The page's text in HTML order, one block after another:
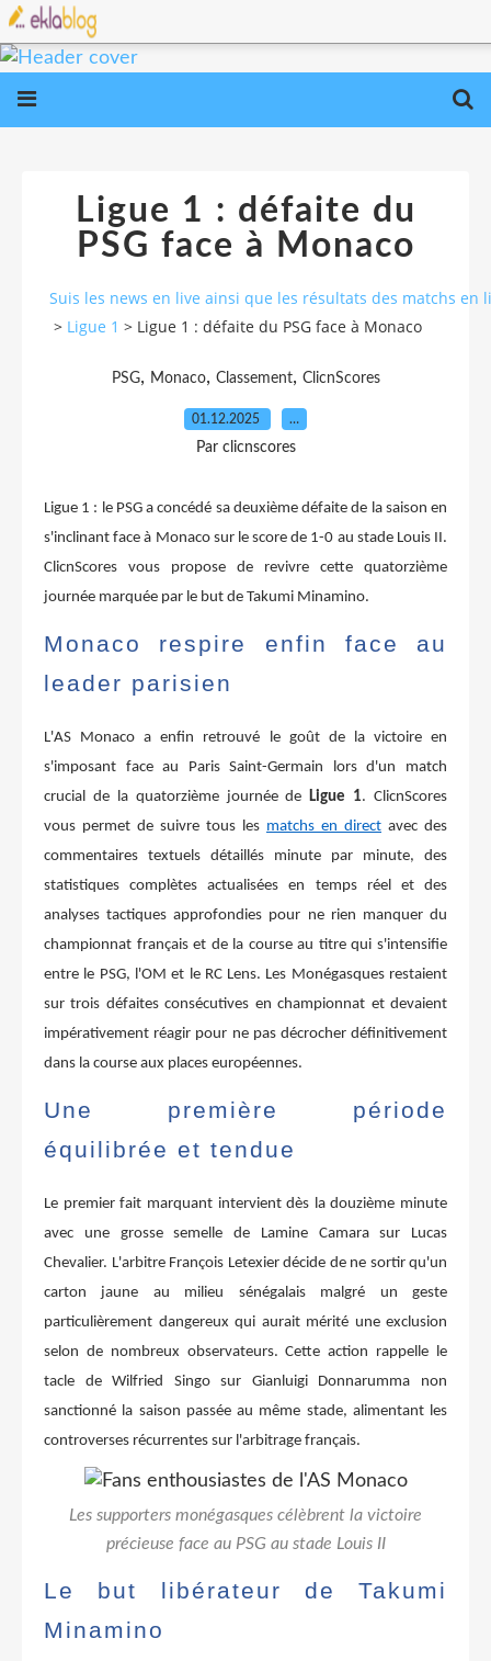
Ligue 1 : défaite du
PSG face à Monaco
Suis les news en live ainsi que les résultats des matchs
> Ligue 1 > Ligue 1 : défaite du PSG face à Monaco
PSG, Monaco, Classement, ClicnScores
01.12.2025 …
Par clicnscores
Ligue 1 : le PSG a concédé sa deuxième défaite de la saison en
s'inclinant face à Monaco sur le score de 1-0 au stade Louis II.
ClicnScores vous propose de revivre cette quatorzième
journée marquée par le but de Takumi Minamino.
Monaco respire enfin face au
leader parisien
L'AS Monaco a enfin retrouvé le goût de la victoire en
s'imposant face au Paris Saint-Germain lors d'un match
crucial de la quatorzième journée de Ligue 1. ClicnScores
vous permet de suivre tous les matchs en direct avec des
commentaires textuels détaillés minute par minute, des
statistiques complètes actualisées en temps réel et des
analyses tactiques approfondies pour ne rien manquer du
championnat français et de la course au titre qui s'intensifie
entre le PSG, l'OM et le RC Lens. Les Monégasques restaient
sur trois défaites consécutives en championnat et devaient
impérativement réagir pour ne pas décrocher définitivement
dans la course aux places européennes.
Une première période
équilibrée et tendue
Le premier fait marquant intervient dès la douzième minute
avec une grosse semelle de Lamine Camara sur Lucas
Chevalier. L'arbitre François Letexier décide de ne sortir qu'un
carton jaune au milieu sénégalais malgré un geste
particulièrement dangereux qui aurait mérité une exclusion
selon de nombreux observateurs. Cette action rappelle le
tacle de Wilfried Singo sur Gianluigi Donnarumma non
sanctionné la saison passée au même stade, alimentant les
controverses récurrentes sur l'arbitrage français.
Les supporters monégasques célèbrent la victoire
précieuse face au PSG au stade Louis II
Le but libérateur de Takumi
Minamino